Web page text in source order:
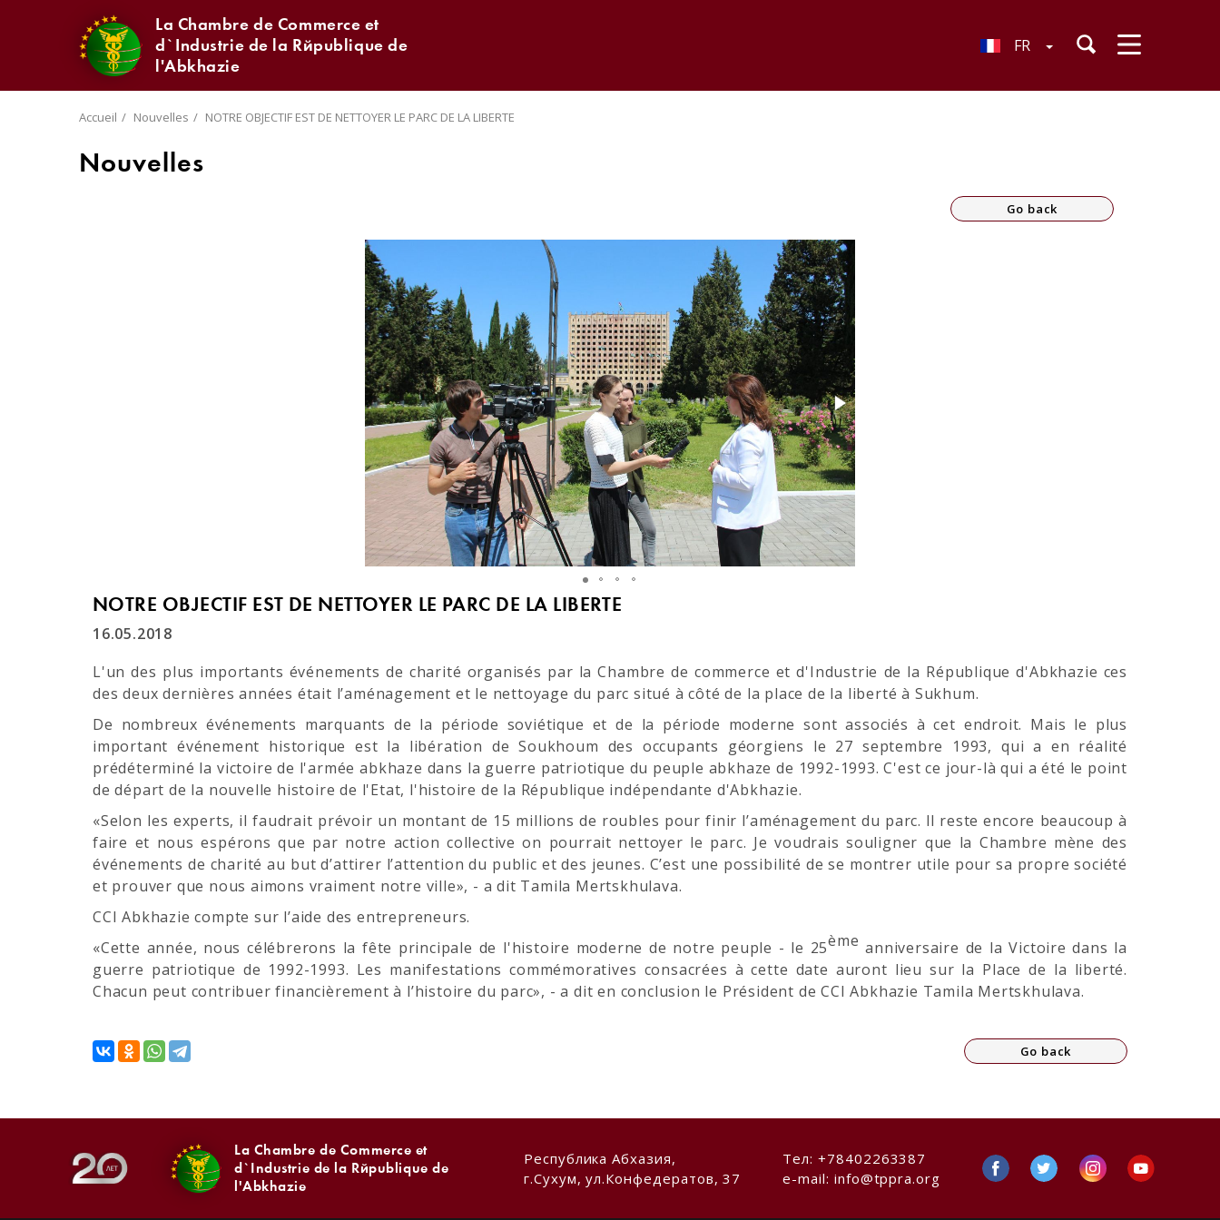
La Chambre de Commerce et
d`Industrie de la République de
l'Abkhazie
FR
Accueil Nouvelles NOTRE OBJECTIF EST DE NETTOYER LE PARC DE LA LIBERTE
Nouvelles
Go back
NOTRE OBJECTIF EST DE NETTOYER LE PARC DE LA LIBERTE
16.05.2018
​L'un des plus importants événements de charité organisés par la Chambre de commerce et d'Industrie de la République d'Abkhazie ces
des deux dernières années était l’aménagement et le nettoyage du parc situé à côté de la place de la liberté à Sukhum.
De nombreux événements marquants de la période soviétique et de la période moderne sont associés à cet endroit. Mais le plus
important événement historique est la libération de Soukhoum des occupants géorgiens le 27 septembre 1993, qui a en réalité
prédéterminé la victoire de l'armée abkhaze dans la guerre patriotique du peuple abkhaze de 1992-1993. C'est ce jour-là qui a été le point
de départ de la nouvelle histoire de l'Etat, l'histoire de la République indépendante d'Abkhazie.
«Selon les experts, il faudrait prévoir un montant de 15 millions de roubles pour finir l’aménagement du parc. ll reste encore beaucoup à
faire et nous espérons que par notre action collective on pourrait nettoyer le parc. Je voudrais souligner que la Chambre mène des
événements de charité au but d’attirer l’attention du public et des jeunes. C’est une possibilité de se montrer utile pour sa propre société
et prouver que nous aimons vraiment notre ville», - a dit Tamila Mertskhulava.
CCI Abkhazie compte sur l’aide des entrepreneurs.
«Cette année, nous célébrerons la fête principale de l'histoire moderne de notre peuple - le 25ème anniversaire de la Victoire dans la
guerre patriotique de 1992-1993. Les manifestations commémoratives consacrées à cette date auront lieu sur la Place de la liberté.
Chacun peut contribuer financièrement à l’histoire du parc», - a dit en conclusion le Président de CCI Abkhazie Tamila Mertskhulava.
Go back
La Chambre de Commerce et
d`Industrie de la République de
l'Abkhazie
Республика Абхазия,
г.Сухум, ул.Конфедератов, 37
Тел: +78402263387
e-mail: info@tppra.org